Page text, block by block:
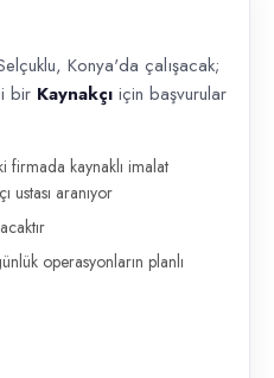
Konya'da çalışacak;
bir Kaynakçı için başvurular
firmada kaynaklı imalat
ustası aranıyor
operasyonların planlı